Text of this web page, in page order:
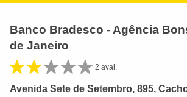
Banco Bradesco - Agência
de Janeiro
2 aval.
Avenida Sete de Setembro, 895,